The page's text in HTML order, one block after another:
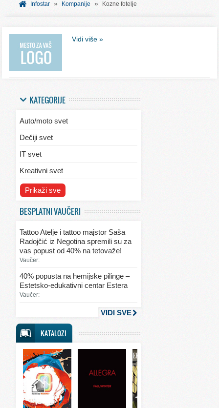
SVET INFORMACIJA
Infostar » Kompanije » Kozne fotelje
Vidi više »
KATEGORIJE
Auto/moto svet
Dečiji svet
IT svet
Kreativni svet
Svet ekologije
Svet kulinarstva
Svet lepote
Svet mode
Svet sporta
Svet tehnike
Svet ugostiteljstva
Svet zabave i umetnosti
Svet zanimljivosti
Prikaži sve
BESPLATNI VAUČERI
Tattoo Atelje i tattoo majstor Saša
Radojčić iz Negotina spremili su za
vas popust od 40% na tetovaže!
Vaučer:
40% popusta na hemijske pilinge –
Estetsko-edukativni centar Estera
Vaučer:
VIDI SVE
KATALOZI